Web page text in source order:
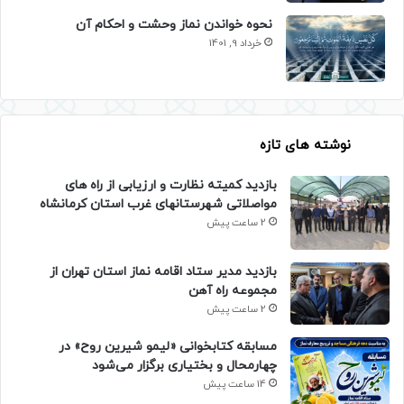
نحوه خواندن نماز وحشت و احکام آن
خرداد 9, 1401
نوشته های تازه
بازدید کمیته نظارت و ارزیابی از راه های
مواصلاتی شهرستانهای غرب استان کرمانشاه
2 ساعت پیش
بازدید مدیر ستاد اقامه نماز استان تهران از
مجموعه راه آهن
2 ساعت پیش
مسابقه کتابخوانی «لیمو شیرین روح» در
چهارمحال و بختیاری برگزار می‌شود
14 ساعت پیش